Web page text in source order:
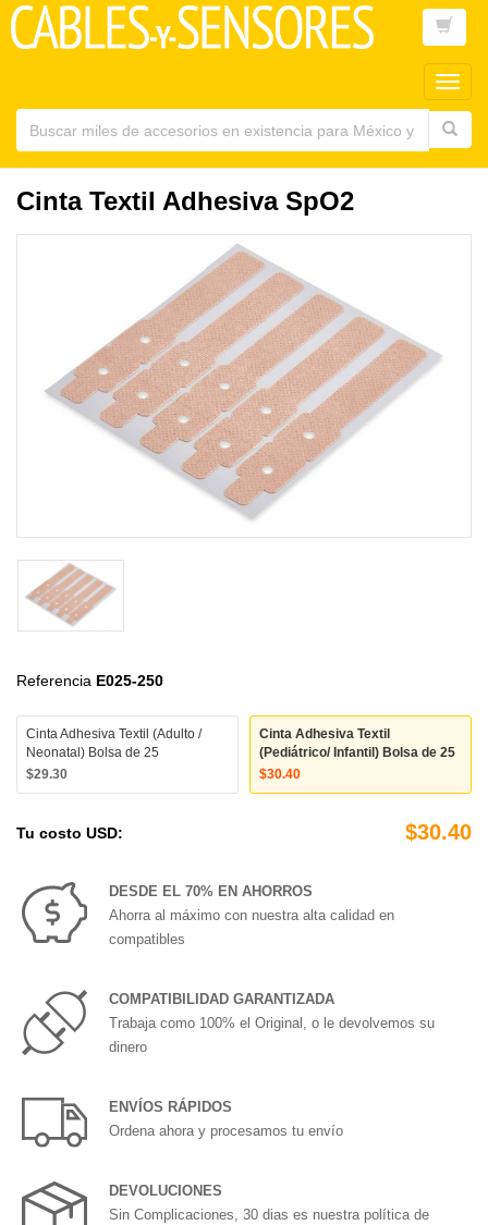
main
Cinta Textil Adhesiva SpO2
Referencia E025-250
Cinta Adhesiva Textil (Adulto /
Neonatal) Bolsa de 25
$29.30
Cinta Adhesiva Textil
(Pediátrico/ Infantil) Bolsa de 25
$30.40
Tu costo USD: $30.40
DESDE EL 70% EN AHORROS
Ahorra al máximo con nuestra alta calidad en
compatibles
COMPATIBILIDAD GARANTIZADA
Trabaja como 100% el Original, o le devolvemos su
dinero
ENVÍOS RÁPIDOS
Ordena ahora y procesamos tu envío
DEVOLUCIONES
Sin Complicaciones, 30 dias es nuestra política de